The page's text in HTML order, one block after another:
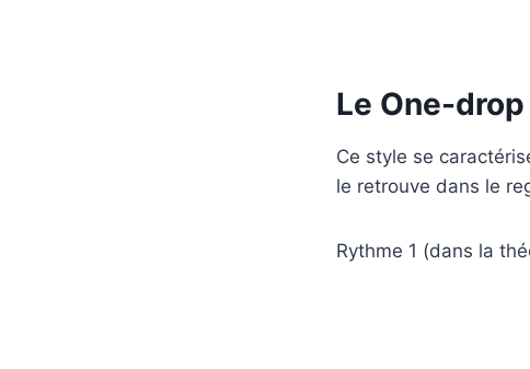
Le One-drop
Ce style se
le retrouve dans le
Rythme 1 (dans la